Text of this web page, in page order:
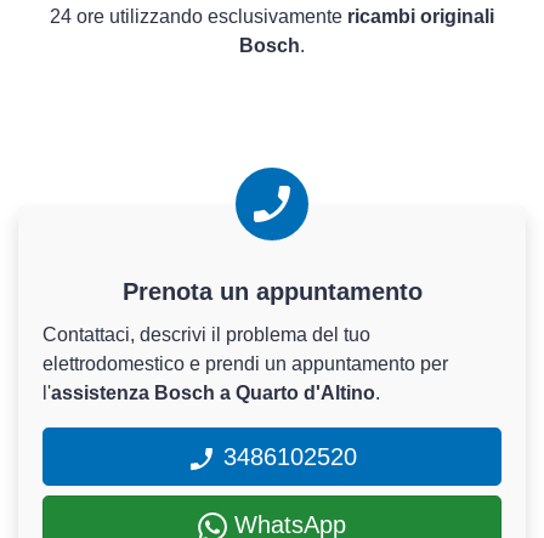
24 ore utilizzando esclusivamente ricambi originali
Bosch.
Prenota un appuntamento
Contattaci, descrivi il problema del tuo
elettrodomestico e prendi un appuntamento per
l'assistenza Bosch a Quarto d'Altino.
3486102520
WhatsApp